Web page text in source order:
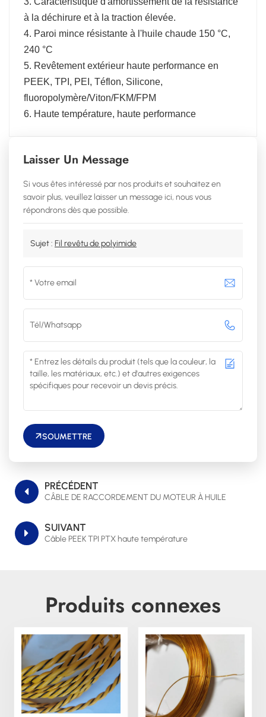
à la déchirure et à la traction élevée.
4. Paroi mince résistante à l'huile chaude 150 °C,
240 °C
5. Revêtement extérieur haute performance en
PEEK, TPI, PEI, Téflon, Silicone,
fluoropolymère/Viton/FKM/FPM
6. Haute température, haute performance
Laisser Un Message
Si vous êtes intéressé par nos produits et souhaitez en
savoir plus, veuillez laisser un message ici, nous vous
répondrons dès que possible.
Sujet : Fil revêtu de polyimide
SOUMETTRE
PRÉCÉDENT
CÂBLE DE RACCORDEMENT DU MOTEUR À HUILE
SUIVANT
Câble PEEK TPI PTX haute température
Produits connexes